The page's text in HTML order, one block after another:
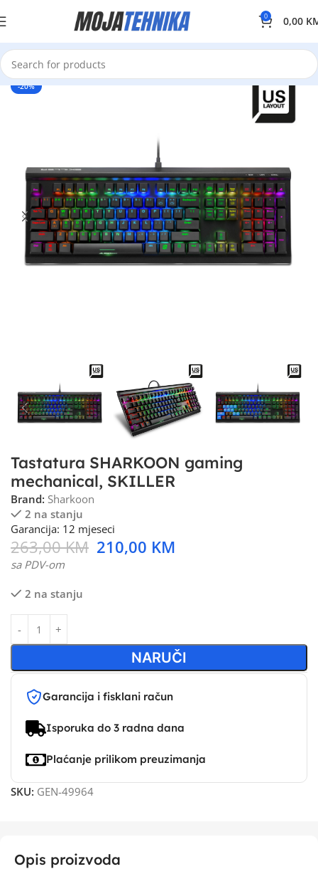
0 0,00
-20%
Tastatura SHARKOON gaming
mechanical, SKILLER
Brand: Sharkoon
2 na stanju
Garancija: 12 mjeseci
263,00KM 210,00 KM
sa PDV-om
2 na stanju
NARUČI
Garancija i fisklani račun
Isporuka do 3 radna dana
Plaćanje prilikom preuzimanja
SKU: GEN-49964
Opis proizvoda